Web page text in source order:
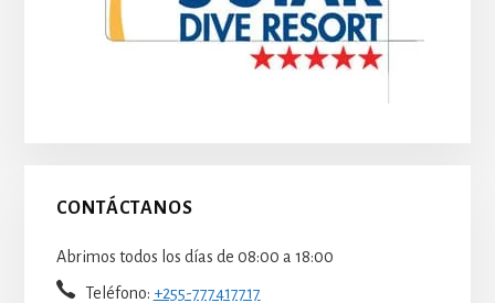
CONTÁCTANOS
Abrimos todos los días de 08:00 a 18:00
Teléfono: +255-777417717